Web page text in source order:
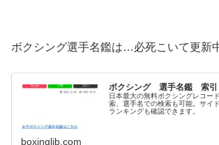
ボクシング選手名鑑は…必死こいて更新
ボクシング 選手名鑑 索引
日本最大の無料ボクシングレコー
索、選手名での検索も可能。サイ
ランキングも確認できます。
boxinglib.com